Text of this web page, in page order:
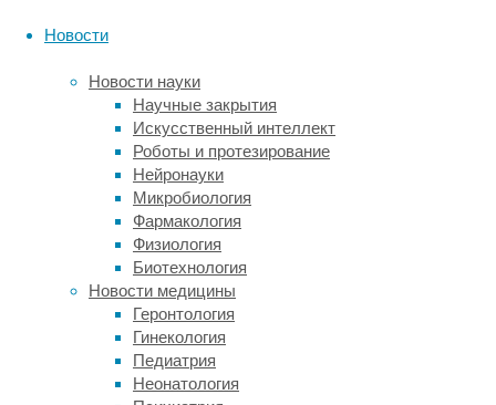
Новости
Новости науки
Научные закрытия
Искусственный интеллект
Роботы и протезирование
Нейронауки
Микробиология
Фармакология
Физиология
Биотехнология
Новости медицины
Геронтология
Гинекология
Педиатрия
Неонатология
стороны
и
объективный
анализ
Специалисты
просто
следуют
мимолетным
тенденциям
моды,